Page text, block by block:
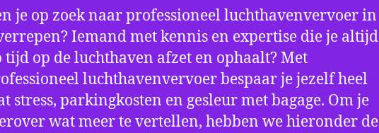
je op zoek naar professioneel luchthavenvervoer in
Iemand met kennis en expertise die je altijd
tijd op de luchthaven afzet en ophaalt? Met
luchthavenvervoer bespaar je jezelf heel
stress, parkingkosten en gesleur met bagage. Om je
wat meer te vertellen, hebben we hieronder de